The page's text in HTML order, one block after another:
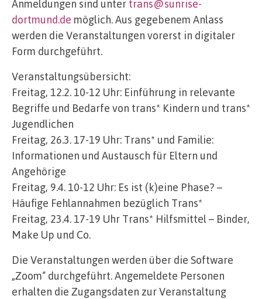
Anmeldungen sind unter trans@sunrise-
dortmund.de möglich. Aus gegebenem Anlass
werden die Veranstaltungen vorerst in digitaler
Form durchgeführt.
Veranstaltungsübersicht:
Freitag, 12.2. 10-12 Uhr: Einführung in relevante
Begriffe und Bedarfe von trans* Kindern und trans*
Jugendlichen
Freitag, 26.3. 17-19 Uhr: Trans* und Familie:
Informationen und Austausch für Eltern und
Angehörige
Freitag, 9.4. 10-12 Uhr: Es ist (k)eine Phase? –
Häufige Fehlannahmen bezüglich Trans*
Freitag, 23.4. 17-19 Uhr Trans* Hilfsmittel – Binder,
Make Up und Co.
Die Veranstaltungen werden über die Software
„Zoom“ durchgeführt. Angemeldete Personen
erhalten die Zugangsdaten zur Veranstaltung